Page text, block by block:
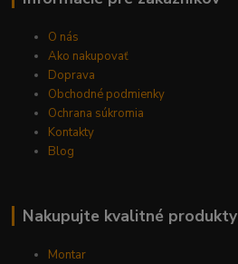
O nás
Ako nakupovať
Doprava
Obchodné podmienky
Ochrana súkromia
Kontakty
Blog
Nakupujte kvalitné produkty
Montar